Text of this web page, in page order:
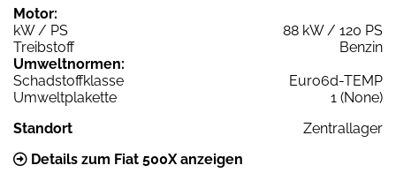
Motor:
kW / PS
88 kW / 120 PS
Treibstoff
Benzin
Umweltnormen:
Schadstoffklasse
Euro6d-TEMP
Umweltplakette
1 (None)
Standort
Zentrallager
Details zum Fiat 500X anzeigen